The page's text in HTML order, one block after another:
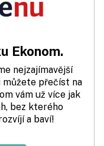
Ekonom.
nejzajímavější
přečíst na
vám už více jak
bez kterého
a baví!